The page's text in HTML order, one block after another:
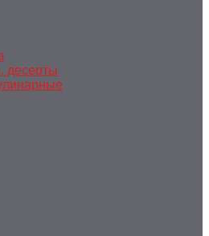
десерты